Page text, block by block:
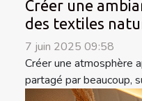
Créer une
des textiles
7 juin 2025 09:58
Créer une atmosphère
partagé par beaucoup,